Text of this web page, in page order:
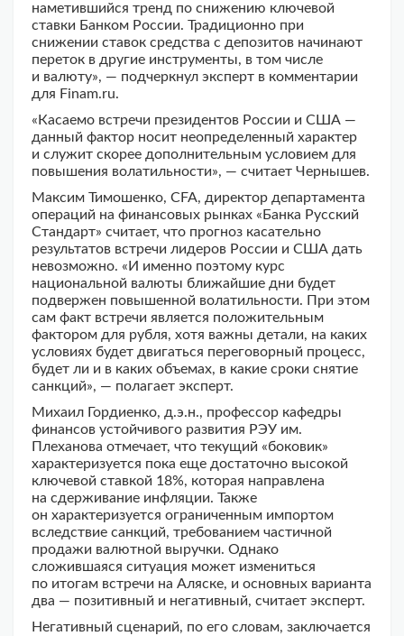
наметившийся тренд по снижению ключевой
ставки Банком России. Традиционно при
снижении ставок средства с депозитов начинают
переток в другие инструменты, в том числе
и валюту», — подчеркнул эксперт в комментарии
для Finam.ru.
«Касаемо встречи президентов России и США —
данный фактор носит неопределенный характер
и служит скорее дополнительным условием для
повышения волатильности», — считает Чернышев.
Максим Тимошенко, CFA, директор департамента
операций на финансовых рынках «Банка Русский
Стандарт» считает, что прогноз касательно
результатов встречи лидеров России и США дать
невозможно. «И именно поэтому курс
национальной валюты ближайшие дни будет
подвержен повышенной волатильности. При этом
сам факт встречи является положительным
фактором для рубля, хотя важны детали, на каких
условиях будет двигаться переговорный процесс,
будет ли и в каких объемах, в какие сроки снятие
санкций», — полагает эксперт.
Михаил Гордиенко, д.э.н., профессор кафедры
финансов устойчивого развития РЭУ им.
Плеханова отмечает, что текущий «боковик»
характеризуется пока еще достаточно высокой
ключевой ставкой 18%, которая направлена
на сдерживание инфляции. Также
он характеризуется ограниченным импортом
вследствие санкций, требованием частичной
продажи валютной выручки. Однако
сложившаяся ситуация может измениться
по итогам встречи на Аляске, и основных варианта
два — позитивный и негативный, считает эксперт.
Негативный сценарий, по его словам, заключается